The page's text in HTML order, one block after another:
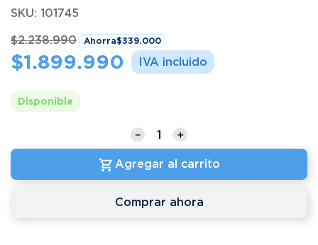
SKU: 101745
$2.238.990 Ahorra$339.000
$1.899.990
Disponible
＋
－
Agregar al carrito
Comprar ahora